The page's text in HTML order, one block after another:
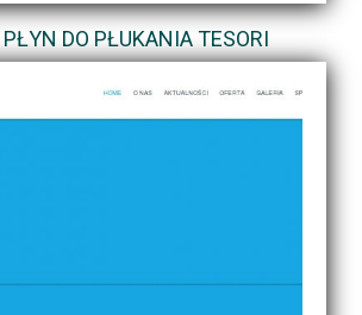
DO PŁUKANIA TESORI